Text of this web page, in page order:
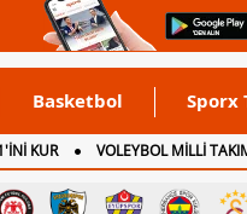
Basketbol Sporx
KUR VOLEYBOL MİLLİ